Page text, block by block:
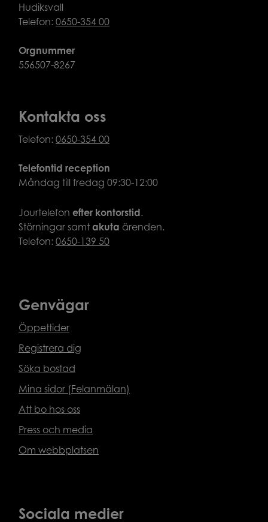
Hudiksvall
Telefon: 0650-354 00
Orgnummer
556507-8267
Kontakta oss
Telefon: 0650-354 00
Telefontid reception
Måndag till fredag 09:30-12:00
Jourtelefon efter kontorstid.
Störningar samt akuta ärenden.
Telefon: 0650-139 50
Genvägar
Öppettider
Registrera dig
Söka bostad
Mina sidor (Felanmälan)
Att bo hos oss
Press och media
Om webbplatsen
Sociala medier